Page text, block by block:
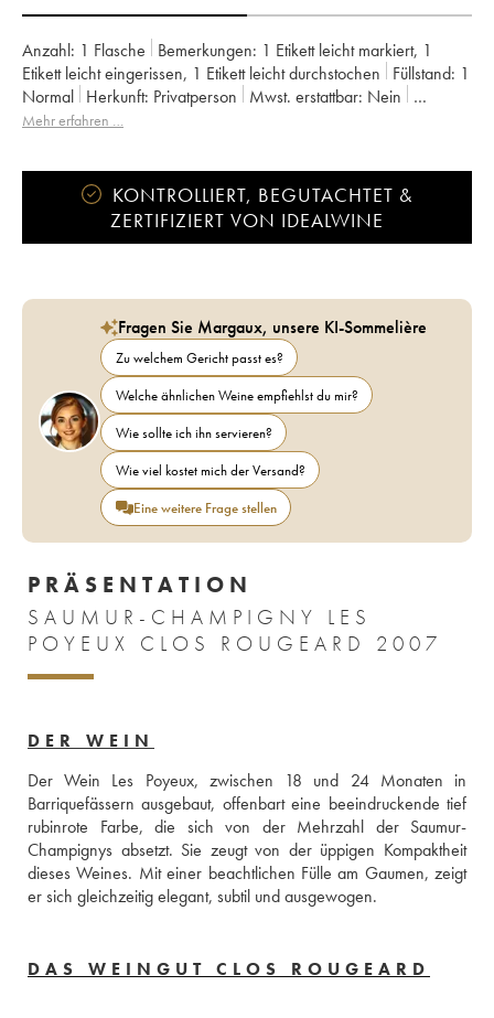
Anzahl: 1 Flasche Bemerkungen: 1 Etikett leicht markiert, 1
Etikett leicht eingerissen, 1 Etikett leicht durchstochen Füllstand: 1
Normal
Herkunft: privatperson Mwst. erstattbar:
nein
Region: Loiretal
Mehr erfahren …
KONTROLLIERT, BEGUTACHTET &
ZERTIFIZIERT VON IDEALWINE
Fragen Sie Margaux, unsere KI-Sommelière
Zu welchem Gericht passt es?
Welche ähnlichen Weine empfiehlst du mir?
Wie sollte ich ihn servieren?
Wie viel kostet mich der Versand?
Eine weitere Frage stellen
PRÄSENTATION
SAUMUR-CHAMPIGNY LES
POYEUX CLOS ROUGEARD 2007
DER WEIN
Der Wein Les Poyeux, zwischen 18 und 24 Monaten in
Barriquefässern ausgebaut, offenbart eine beeindruckende tief
rubinrote Farbe, die sich von der Mehrzahl der Saumur-
Champignys absetzt. Sie zeugt von der üppigen Kompaktheit
dieses Weines. Mit einer beachtlichen Fülle am Gaumen, zeigt
er sich gleichzeitig elegant, subtil und ausgewogen.
DAS WEINGUT CLOS ROUGEARD